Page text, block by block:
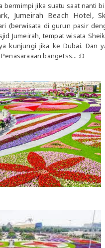
bermimpi jika suatu saat nanti
Jumeirah Beach Hotel,
(berwisata di gurun pasir
Jumeirah, tempat wisata
kunjungi jika ke Dubai. Dan
bangetss... :D